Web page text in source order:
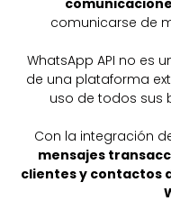
comunicarse de
WhatsApp API no es
de una plataforma
uso de todos sus
Con la integración
mensajes
clientes y contactos